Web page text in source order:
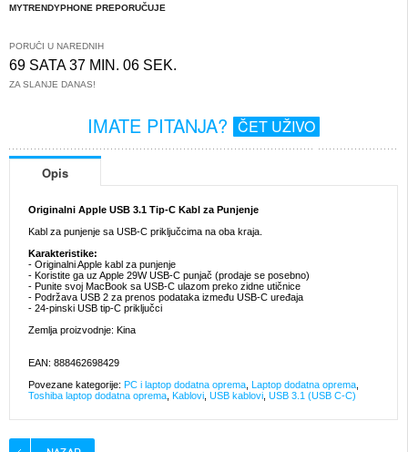
MYTRENDYPHONE PREPORUČUJE
PORUČI U NAREDNIH
69 SATA 37 MIN. 06 SEK.
ZA SLANJE DANAS!
IMATE PITANJA? ČET UŽIVO
Opis
Originalni Apple USB 3.1 Tip-C Kabl za Punjenje
Kabl za punjenje sa USB-C priključcima na oba kraja.
Karakteristike:
- Originalni Apple kabl za punjenje
- Koristite ga uz Apple 29W USB-C punjač (prodaje se posebno)
- Punite svoj MacBook sa USB-C ulazom preko zidne utičnice
- Podržava USB 2 za prenos podataka između USB-C uređaja
- 24-pinski USB tip-C priključci
Zemlja proizvodnje: Kina
EAN: 888462698429
Povezane kategorije: PC i laptop dodatna oprema Laptop dodatna oprema
Toshiba laptop dodatna oprema
Kablovi USB kablovi USB 3.1 (USB C-C)